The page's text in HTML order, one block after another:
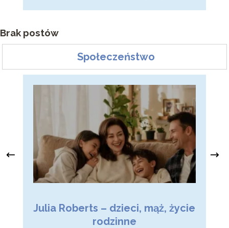
Brak postów
Społeczeństwo
Julia Roberts – dzieci, mąż, życie
rodzinne